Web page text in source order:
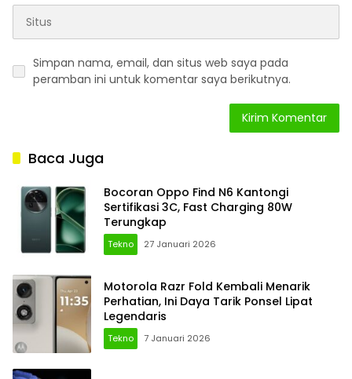
Simpan nama, email, dan situs web saya pada
peramban ini untuk komentar saya berikutnya.
Baca Juga
Bocoran Oppo Find N6 Kantongi
Sertifikasi 3C, Fast Charging 80W
Terungkap
Tekno 27 Januari 2026
Motorola Razr Fold Kembali Menarik
Perhatian, Ini Daya Tarik Ponsel Lipat
Legendaris
Tekno 7 Januari 2026